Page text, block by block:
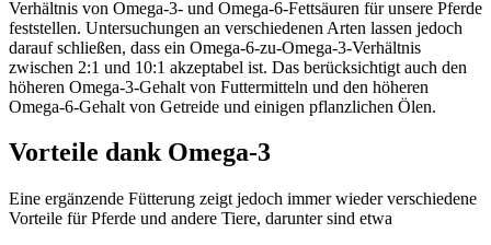
Verhältnis von Omega-3- und Omega-6-Fettsäuren für unsere Pferde
feststellen. Untersuchungen an verschiedenen Arten lassen jedoch
darauf schließen, dass ein Omega-6-zu-Omega-3-Verhältnis
zwischen 2:1 und 10:1 akzeptabel ist. Das berücksichtigt auch den
höheren Omega-3-Gehalt von Futtermitteln und den höheren
Omega-6-Gehalt von Getreide und einigen pflanzlichen Ölen.
Vorteile dank Omega-3
Eine ergänzende Fütterung zeigt jedoch immer wieder verschiedene
Vorteile für Pferde und andere Tiere, darunter sind etwa